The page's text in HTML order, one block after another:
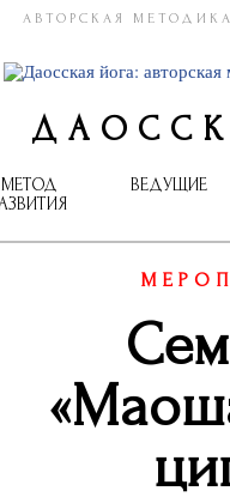
АВТОРСКАЯ
МЕТОД
ВЕДУЩИЕ